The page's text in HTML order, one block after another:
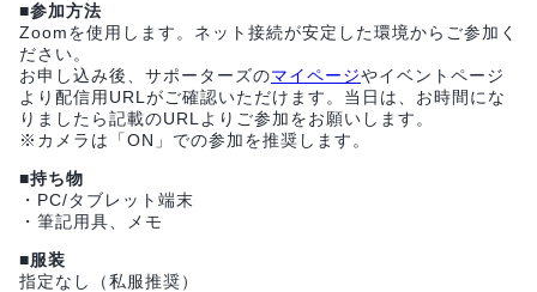
■参加方法
Zoomを使用します。ネット接続が安定した環境からご参加く
ださい。
お申し込み後、サポーターズのマイページやイベントページ
より配信用URLがご確認いただけます。当日は、お時間にな
りましたら記載のURLよりご参加をお願いします。
※カメラは「ON」での参加を推奨します。
■持ち物
・PC/タブレット端末
・筆記用具、メモ
■服装
指定なし（私服推奨）